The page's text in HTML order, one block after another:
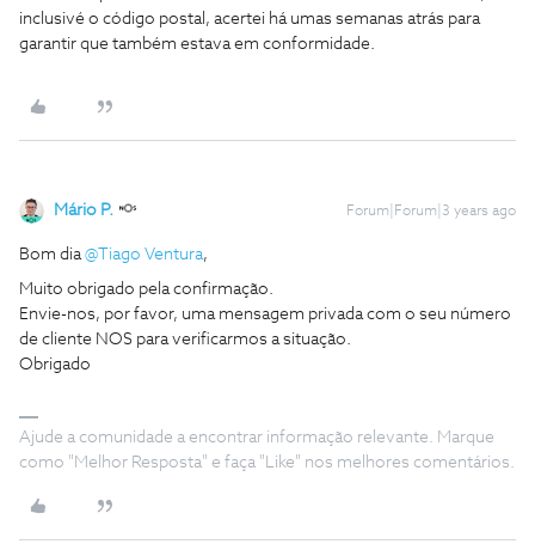
inclusivé o código postal, acertei há umas semanas atrás para
garantir que também estava em conformidade.
Mário P. Forum|Forum|3 years ago
Bom dia@Tiago Ventura,
Muito obrigado pela confirmação.
Envie-nos, por favor, uma mensagem privada com o seu número
de cliente NOS para verificarmos a situação.
Obrigado
Ajude a comunidade a encontrar informação relevante. Marque
como "Melhor Resposta" e faça "Like" nos melhores comentários.